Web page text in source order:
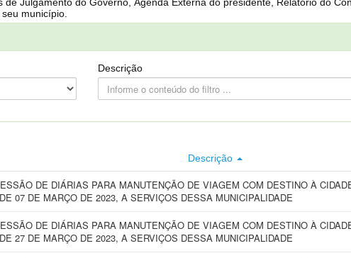
e muito mais de seu município.
Descrição
Descrição
DE DIÁRIAS PARA MANUTENÇÃO DE VIAGEM COM DESTINO À
07 DE MARÇO DE 2023, A SERVIÇOS DESSA MUNICIPALIDADE
DE DIÁRIAS PARA MANUTENÇÃO DE VIAGEM COM DESTINO À
27 DE MARÇO DE 2023, A SERVIÇOS DESSA MUNICIPALIDADE